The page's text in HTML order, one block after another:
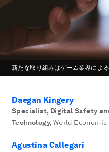
新たな取り組みはゲーム業界によ
Daegan Kingery
Specialist, Digital Safety
Technology, World Economic
Agustina Callegari